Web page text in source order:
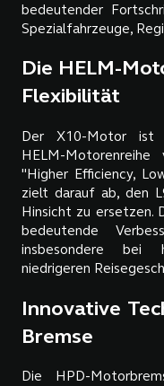
bedeutender
Spezialfahrzeuge,
Die HELM-
Flexibilität
Der X10-Motor ist
HELM-
"Higher Efficiency,
zielt darauf ab, den
Hinsicht zu ersetzen.
bedeutende
insbesondere bei
niedrigeren
Innovative
Bremse
Die HPD-